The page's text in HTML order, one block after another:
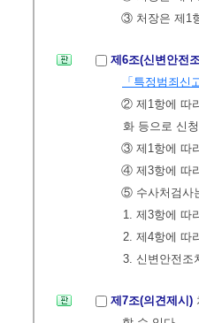
③ 처장은 제1
제6조(신변안전
「특정범죄신
② 제1항에 따
화 등으로 신
③ 제1항에 따
④ 제3항에 따
⑤ 수사처검사
1. 제3항에 따
2. 제4항에 따
3. 신변안전조
제7조(의견제시)